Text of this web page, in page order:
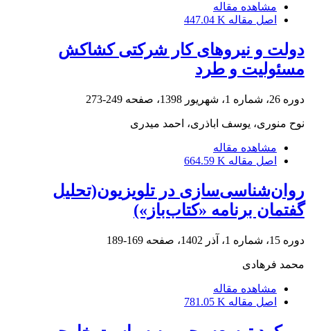
مشاهده مقاله
اصل مقاله 447.04 K
دولت و نیروهای کار شرکتی کشاکش
مسئولیت و طرد
دوره 26، شماره 1، شهریور 1398، صفحه 249-273
نوح منوری، یوسف اباذری، احمد میدری
مشاهده مقاله
اصل مقاله 664.59 K
روان‌شناسی‌سازی در تلویزیون(تحلیل
گفتمان برنامه «کتاب‌باز»)
دوره 15، شماره 1، آذر 1402، صفحه 169-189
محمد فرهادی
مشاهده مقاله
اصل مقاله 781.05 K